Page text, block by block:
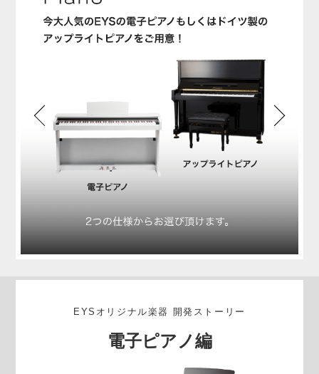
EYSオリジナル楽器 開発ストーリー
電子ピアノ編